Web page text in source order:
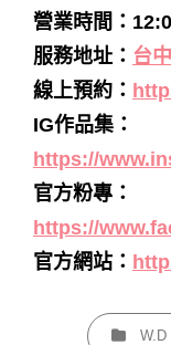
營業時間：
服務地址： 台
線上預約：
IG作品集：
https://
官方粉專：
https://
官方網站：
W.D